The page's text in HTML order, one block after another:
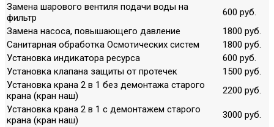
Замена шарового вентиля подачи воды на
фильтр
600 руб.
Замена насоса, повышающего давление
1800 руб.
Санитарная обработка Осмотических систем
1800 руб.
Установка индикатора ресурса
600 руб.
Установка клапана защиты от протечек
1500 руб.
Установка крана 2 в 1 без демонтажа старого
крана (кран наш)
2200 руб.
Установка крана 2 в 1 с демонтажем старого
крана (кран наш)
3000 руб.